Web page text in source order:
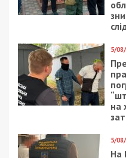
бомбосховища. Не
площею, які
людей. Це
ще з більш щільними
Потреба в
відреагували
оголошеннями з
для мешканців
У самому Дніпрі
рахунок
пройшли випробування